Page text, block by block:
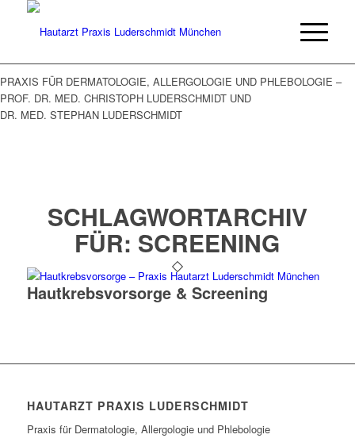
PRAXIS FÜR DERMATOLOGIE, ALLERGOLOGIE UND PHLEBOLOGIE –
PROF. DR. MED. CHRISTOPH LUDERSCHMIDT UND
DR. MED. STEPHAN LUDERSCHMIDT
SCHLAGWORTARCHIV
FÜR: SCREENING
Hautkrebs­vorsorge & Screening
HAUTARZT PRAXIS LUDERSCHMIDT
Praxis für Dermatologie, Allergologie und Phlebologie